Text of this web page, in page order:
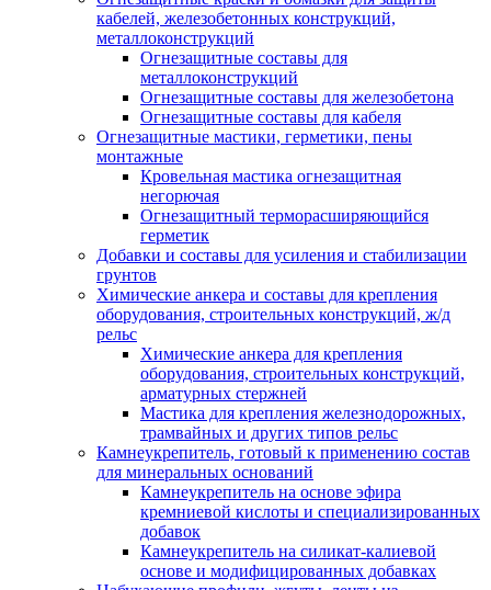
кабелей, железобетонных конструкций,
металлоконструкций
Огнезащитные составы для
металлоконструкций
Огнезащитные составы для железобетона
Огнезащитные составы для кабеля
Огнезащитные мастики, герметики, пены
монтажные
Кровельная мастика огнезащитная
негорючая
Огнезащитный терморасширяющийся
герметик
Добавки и составы для усиления и стабилизации
грунтов
Химические анкера и составы для крепления
оборудования, строительных конструкций, ж/д
рельс
Химические анкера для крепления
оборудования, строительных конструкций,
арматурных стержней
Мастика для крепления железнодорожных,
трамвайных и других типов рельс
Камнеукрепитель, готовый к применению состав
для минеральных оснований
Камнеукрепитель на основе эфира
кремниевой кислоты и специализированных
добавок
Камнеукрепитель на силикат-калиевой
основе и модифицированных добавках